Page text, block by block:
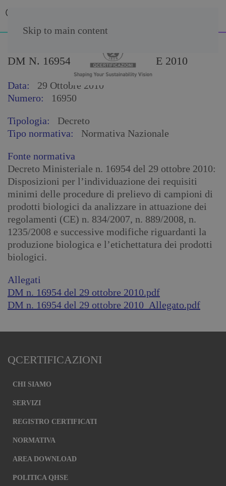
Skip to main content
DM N. 16954 DEL 29 OTTOBRE 2010
Data:
29 Ottobre 2010
Numero:
16950
Tipologia:
Decreto
Tipo normativa:
Normativa Nazionale
Fonte normativa
Decreto Ministeriale n. 16954 del 29 ottobre 2010:
Disposizioni per l’individuazione dei requisiti
minimi delle procedure di prelievo di campioni di
prodotti biologici da analizzare in attuazione dei
regolamenti (CE) n. 834/2007, n. 889/2008, n.
1235/2008 e successive modifiche riguardanti la
produzione biologica e l’etichettatura dei prodotti
biologici.
Allegati
DM n. 16954 del 29 ottobre 2010.pdf
DM n. 16954 del 29 ottobre 2010_Allegato.pdf
QCERTIFICAZIONI
CHI SIAMO
SERVIZI
REGISTRO CERTIFICATI
NORMATIVA
AREA DOWNLOAD
POLITICA QHSE